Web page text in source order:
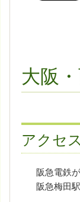
大阪
アクセ
阪急電鉄
阪急梅田